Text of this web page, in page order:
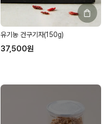
유기농 건구기자(150g)
37,500원